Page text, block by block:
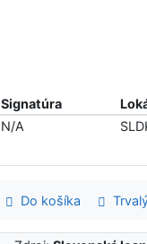
Signatúra
N/A
Do košíka